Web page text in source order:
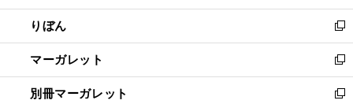
開
く
ウ
で
開
く
ン
ド
ウ
で
開
く
ウ
ィ
ン
ド
ウ
で
りぼん
新
し
い
ウ
ィ
マーガレット
新
し
い
別冊マーガレット 新